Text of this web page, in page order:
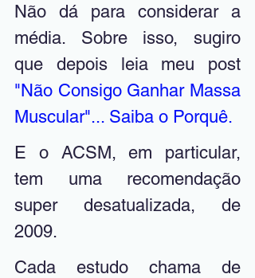
Não dá para considerar a
média. Sobre isso, sugiro
"Não Consigo Ganhar Massa
Muscular"... Saiba o Porquê.
E o ACSM, em particular,
tem uma recomendação
super desatualizada, de
2009.
Cada estudo chama de